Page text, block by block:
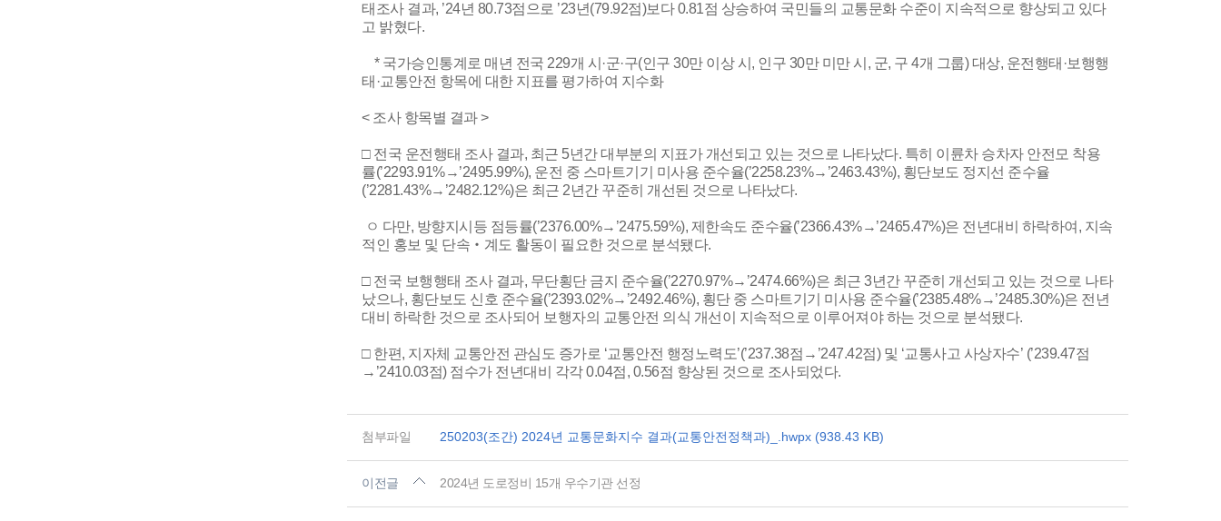
태조사 결과, ’24년 80.73점으로 ’23년(79.92점)보다 0.81점 상승하여 국민들의 교통문화 수준이 지속적으로 향상되고 있다
고 밝혔다.
* 국가승인통계로 매년 전국 229개 시·군·구(인구 30만 이상 시, 인구 30만 미만 시, 군, 구 4개 그룹) 대상, 운전행태·보행행
태·교통안전 항목에 대한 지표를 평가하여 지수화
< 조사 항목별 결과 >
□ 전국 운전행태 조사 결과, 최근 5년간 대부분의 지표가 개선되고 있는 것으로 나타났다. 특히 이륜차 승차자 안전모 착용
률(’2293.91%→’2495.99%), 운전 중 스마트기기 미사용 준수율(’2258.23%→’2463.43%), 횡단보도 정지선 준수율
(’2281.43%→’2482.12%)은 최근 2년간 꾸준히 개선된 것으로 나타났다.
ㅇ 다만, 방향지시등 점등률(’2376.00%→’2475.59%), 제한속도 준수율(’2366.43%→’2465.47%)은 전년대비 하락하여, 지속
적인 홍보 및 단속‧계도 활동이 필요한 것으로 분석됐다.
□ 전국 보행행태 조사 결과, 무단횡단 금지 준수율(’2270.97%→’2474.66%)은 최근 3년간 꾸준히 개선되고 있는 것으로 나타
났으나, 횡단보도 신호 준수율(’2393.02%→’2492.46%), 횡단 중 스마트기기 미사용 준수율(’2385.48%→’2485.30%)은 전년
대비 하락한 것으로 조사되어 보행자의 교통안전 의식 개선이 지속적으로 이루어져야 하는 것으로 분석됐다.
□ 한편, 지자체 교통안전 관심도 증가로 ‘교통안전 행정노력도’(’237.38점→’247.42점) 및 ‘교통사고 사상자수’ (’239.47점
→’2410.03점) 점수가 전년대비 각각 0.04점, 0.56점 향상된 것으로 조사되었다.
첨부파일 250203(조간) 2024년 교통문화지수 결과(교통안전정책과)_.hwpx (938.43 KB)
이전글 2024년 도로정비 15개 우수기관 선정